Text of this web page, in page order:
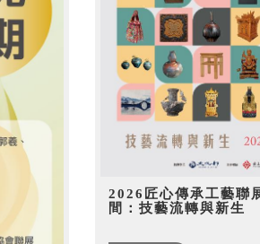
2026匠心傳承工藝聯
間：技藝流轉與新生